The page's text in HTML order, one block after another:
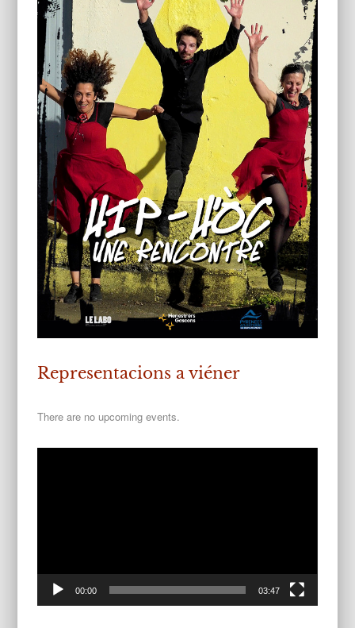
Representacions a viéner
There are no upcoming events.
00:00 03:47